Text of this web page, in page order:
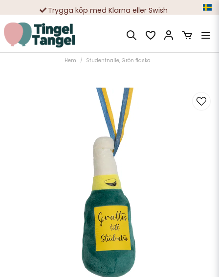
Trygga köp med Klarna eller Swish
10 000-tals nöjda kunder
Hem Studentnalle, Grön flaska